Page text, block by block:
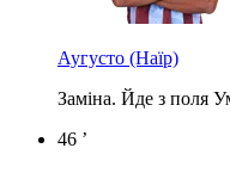
Аугусто (Наїр)
Заміна. Йде з поля
46 ’